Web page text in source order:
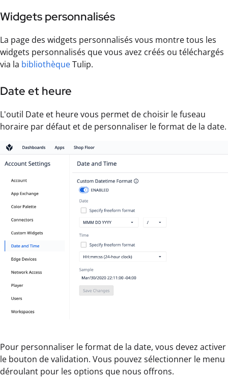
Widgets personnalisés
La page des widgets personnalisés vous montre tous les
widgets personnalisés que vous avez créés ou téléchargés
via la bibliothèqueTulip.
Date et heure
L'outil Date et heure vous permet de choisir le fuseau
horaire par défaut et de personnaliser le format de la date.
Pour personnaliser le format de la date, vous devez activer
le bouton de validation. Vous pouvez sélectionner le menu
déroulant pour les options que nous offrons.